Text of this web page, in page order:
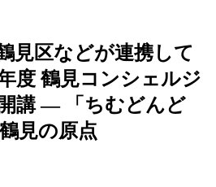
見区などが連携して
度 鶴見コンシェルジ
講 — 「ちむどんど
見の原点